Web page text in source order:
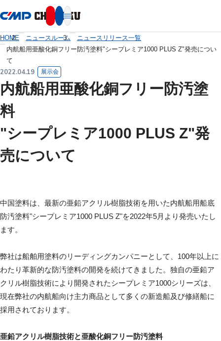
HOME ニュースルーム
ニュースリリース一覧
内航船用亜酸化銅フリー防汚塗料"シープレミア1000 PLUS Z"発売につい
て
2022.04.19 展示会
内航船用亜酸化銅フリー防汚塗
料
"シープレミア1000 PLUS Z"発
売について
中国塗料は、最新の亜鉛アクリル樹脂技術を用いた内航船用船底
防汚塗料"シープレミア1000 PLUS Z"を2022年5月より発売いたし
ます。
弊社は船舶用塗料のリーディングカンパニーとして、100年以上に
わたり革新的な防汚塗料の開発を続けてきました。独自の亜鉛ア
クリル樹脂技術により開発されたシープレミア1000シリーズは、
現在弊社の内航船向け主力商品として多くの新造船及び修繕船に
採用されております。
亜鉛アクリル樹脂技術と亜酸化銅フリー防汚塗料